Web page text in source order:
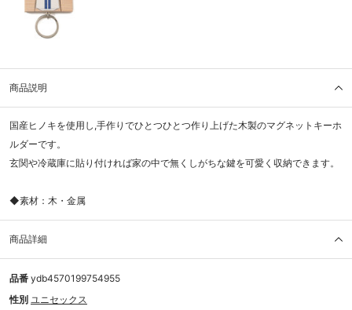
商品説明
国産ヒノキを使用し,手作りでひとつひとつ作り上げた木製のマグネットキーホ
ルダーです。
玄関や冷蔵庫に貼り付ければ家の中で無くしがちな鍵を可愛く収納できます。
◆素材：木・金属
商品詳細
品番 ydb4570199754955
性別 ユニセックス